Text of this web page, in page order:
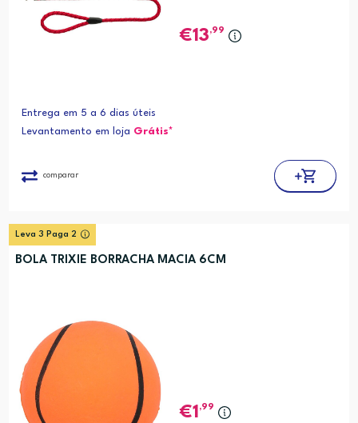
13,99
Entrega em 5 a 6 dias úteis
Levantamento em loja Grátis*
comparar
Leva 3 Paga 2
BOLA TRIXIE BORRACHA MACIA 6CM
1 ,99